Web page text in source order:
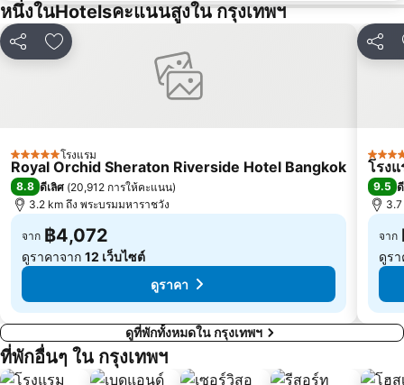
สนามหลวง
MRT พระราม 9
วัดพระแก้ว
บีทีเอส สะพานตากสิน
บีทีเอส อนุสาวรีย์ชัยสมรภูมิ
บีทีเอส พระโขนง
บีทีเอส บางนา
หนึ่งในHotelsคะแนนสูงใน กรุงเทพฯ
แชร์ เพิ่มในรายการโปรด
5 ดาว โรงแรม
Royal Orchid Sheraton Riverside Hotel Bangkok
8.8 ดีเลิศ (20,912 การให้คะแนน)
3.2 km ถึง พระบรมมหาราชวัง
จาก ฿4,072
ดูราคาจาก 12 เว็บไซต์
ดูราคา
แชร์
5 ดาว
โรง
9.5
จาก
ดูร
ดูที่พักทั้งหมดใน กรุงเทพฯ
ที่พักอื่นๆ ใน กรุงเทพฯ